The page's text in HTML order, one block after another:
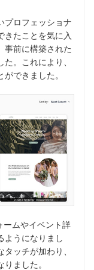
プロフェッショナ
きたことを気に入
事前に構築された
。これにより、
できました。
ムやイベント詳
ようになりまし
ッチが加わり、
ました。